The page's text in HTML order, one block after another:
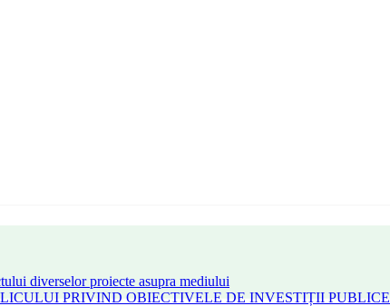
diverselor proiecte asupra mediului
PRIVIND OBIECTIVELE DE INVESTIȚII PUBLICE